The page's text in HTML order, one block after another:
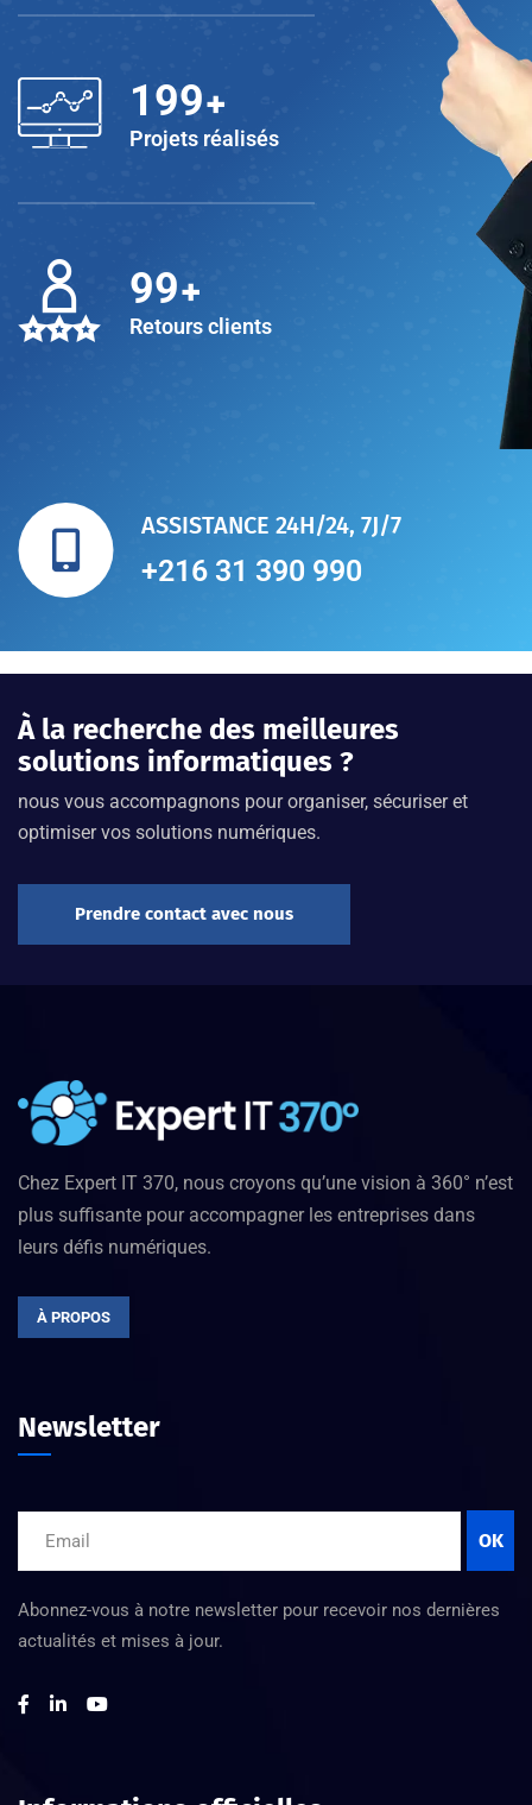
200+
Projets réalisés
100
Retours clients
ASSISTANCE 24H/24, 7J/7
+216 31 390 990
À la recherche des meilleures
solutions informatiques ?
nous vous accompagnons pour organiser, sécuriser et
optimiser vos solutions numériques.
Prendre contact avec nous
Chez Expert IT 370, nous croyons qu’une vision à 360° n’est
plus suffisante pour accompagner les entreprises dans
leurs défis numériques.
À PROPOS
Newsletter
OK
Abonnez-vous à notre newsletter pour recevoir nos dernières
actualités et mises à jour.